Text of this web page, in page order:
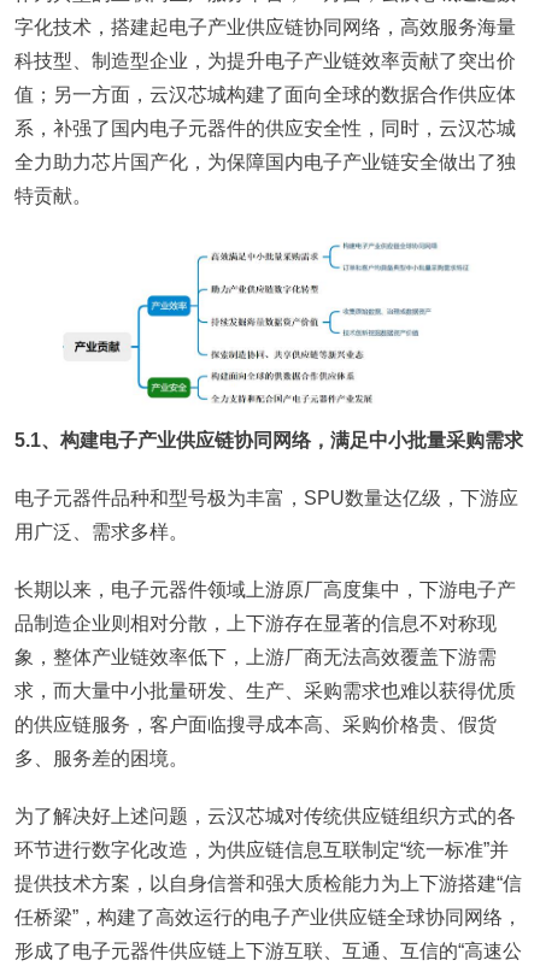
字化技术，搭建起电子产业供应链协同网络，高效服务海量
科技型、制造型企业，为提升电子产业链效率贡献了突出价
值；另一方面，云汉芯城构建了面向全球的数据合作供应体
系，补强了国内电子元器件的供应安全性，同时，云汉芯城
全力助力芯片国产化，为保障国内电子产业链安全做出了独
特贡献。
5.1、构建电子产业供应链协同网络，满足中小批量采购需求
电子元器件品种和型号极为丰富，SPU数量达亿级，下游应
用广泛、需求多样。
长期以来，电子元器件领域上游原厂高度集中，下游电子产
品制造企业则相对分散，上下游存在显著的信息不对称现
象，整体产业链效率低下，上游厂商无法高效覆盖下游需
求，而大量中小批量研发、生产、采购需求也难以获得优质
的供应链服务，客户面临搜寻成本高、采购价格贵、假货
多、服务差的困境。
为了解决好上述问题，云汉芯城对传统供应链组织方式的各
环节进行数字化改造，为供应链信息互联制定“统一标准”并
提供技术方案，以自身信誉和强大质检能力为上下游搭建“信
任桥梁”，构建了高效运行的电子产业供应链全球协同网络，
形成了电子元器件供应链上下游互联、互通、互信的“高速公